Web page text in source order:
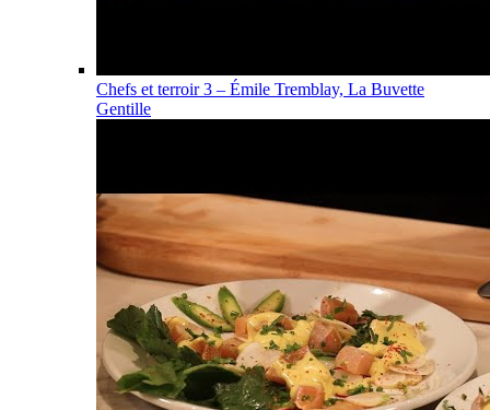
Chefs et terroir 3 – Émile Tremblay, La Buvette
Gentille